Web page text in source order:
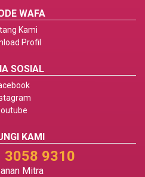
WAFA
Kami
Profil
SOSIAL
KAMI
3058 9310
Mitra